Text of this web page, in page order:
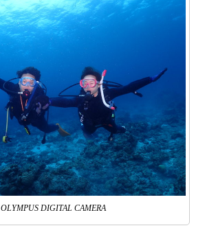
OLYMPUS DIGITAL CAMERA